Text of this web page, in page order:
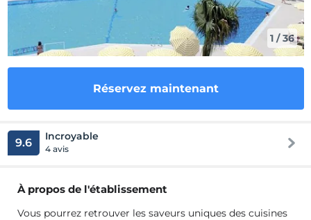
1 /36
Réservez maintenant
9.6 Incroyable
4 avis
À propos de l'établissement
Vous pourrez retrouver les saveurs uniques des cuisines